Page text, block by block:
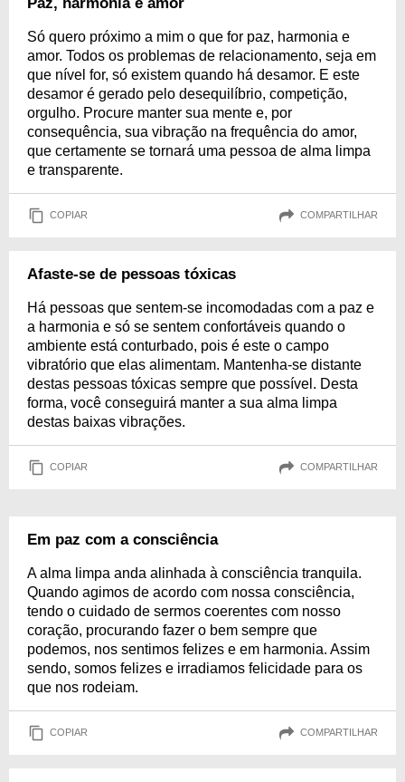
Só quero próximo a mim o que for paz, harmonia e
amor. Todos os problemas de relacionamento, seja em
que nível for, só existem quando há desamor. E este
desamor é gerado pelo desequilíbrio, competição,
orgulho. Procure manter sua mente e, por
consequência, sua vibração na frequência do amor,
que certamente se tornará uma pessoa de alma limpa
e transparente.
COPIAR COMPARTILHAR
Afaste-se de pessoas tóxicas
Há pessoas que sentem-se incomodadas com a paz e
a harmonia e só se sentem confortáveis quando o
ambiente está conturbado, pois é este o campo
vibratório que elas alimentam. Mantenha-se distante
destas pessoas tóxicas sempre que possível. Desta
forma, você conseguirá manter a sua alma limpa
destas baixas vibrações.
COPIAR COMPARTILHAR
Em paz com a consciência
A alma limpa anda alinhada à consciência tranquila.
Quando agimos de acordo com nossa consciência,
tendo o cuidado de sermos coerentes com nosso
coração, procurando fazer o bem sempre que
podemos, nos sentimos felizes e em harmonia. Assim
sendo, somos felizes e irradiamos felicidade para os
que nos rodeiam.
COPIAR COMPARTILHAR